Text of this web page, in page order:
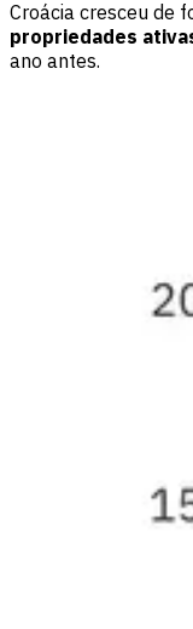
Croácia cresceu de
propriedades
ano antes.